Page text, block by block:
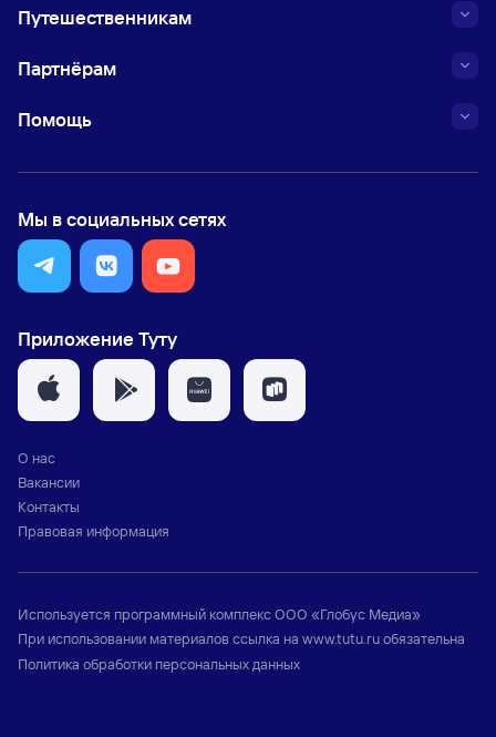
Путешественникам
Партнёрам
Помощь
Мы в социальных сетях
Приложение Туту
О нас
Вакансии
Контакты
Правовая информация
Используется программный комплексООО «Глобус Медиа»
При использовании материалов ссылка на www.tutu.ruобязательна
Политика обработки персональных данных